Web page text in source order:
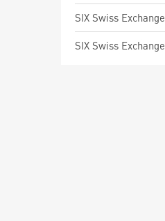
SIX Swiss Exchange
SIX Swiss Exchange